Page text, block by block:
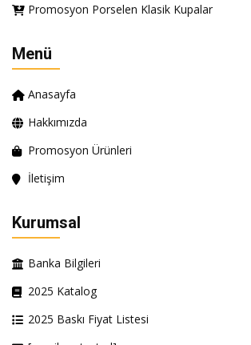
Promosyon Porselen Klasik Kupalar
Menü
Anasayfa
Hakkımızda
Promosyon Ürünleri
İletişim
Kurumsal
Banka Bilgileri
2025 Katalog
2025 Baskı Fiyat Listesi